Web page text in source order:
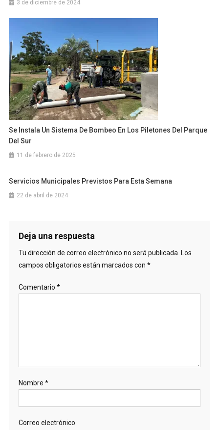
3 de diciembre de 2024
Se Instala Un Sistema De Bombeo En Los Piletones Del Parque
Del Sur
11 de febrero de 2025
Servicios Municipales Previstos Para Esta Semana
22 de abril de 2024
Deja una respuesta
Tu dirección de correo electrónico no será publicada. Los
campos obligatorios están marcados con *
Comentario *
Nombre *
Correo electrónico